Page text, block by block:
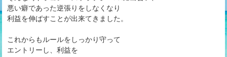
悪い癖であった逆張りをしなくなり
利益を伸ばすことが出来てきました。
これからもルールをしっかり守って
エントリーし、利益を